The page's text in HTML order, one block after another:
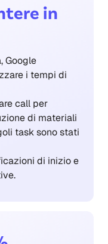
in
Google
i tempi di
call per
di materiali
task sono stati
di inizio e